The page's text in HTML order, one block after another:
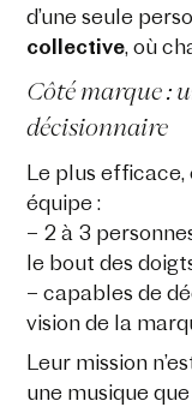
d’une seule
collective, où
Côté marque :
décisionnaire
Le plus efficace,
équipe :
– 2 à 3
le bout des
– capables de
vision de la
Leur mission
une musique que